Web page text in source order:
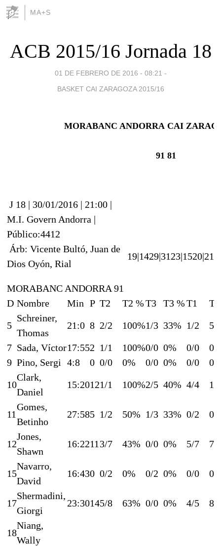
MA+S
ACB 2015/16 Jornada 18
01 DE FEBRERO DE 2016 - 08:21 -
BASKET CAI ZARAGOZA 2015/16
MORABANC ANDORRA CAI
91 81
J 18 | 30/01/2016 | 21:00 |
M.I. Govern Andorra |
Público:4412
Árb: Vicente Bultó, Juan de
Dios Oyón, Rial
19|1429|3123|1520|21
MORABANC ANDORRA 91
D Nombre Min P T2 T2 %T3 T3 %T1
5
Schreiner,
Thomas
21:0 8 2/2 100%1/3 33% 1/2
7 Sada, Víctor17:552 1/1 100%0/0 0% 0/0
9 Pino, Sergi 4:8 0 0/0 0% 0/0 0% 0/0
10
Clark,
Daniel
15:20121/1 100%2/5 40% 4/4
11
Gomes,
Betinho
27:585 1/2 50% 1/3 33% 0/2
12
Jones,
Shawn
16:2211 3/7 43% 0/0 0% 5/7
15
Navarro,
David
16:430 0/2 0% 0/2 0% 0/0
17
Shermadini,
Giorgi
23:30145/8 63% 0/0 0% 4/5
18
Niang,
Wally